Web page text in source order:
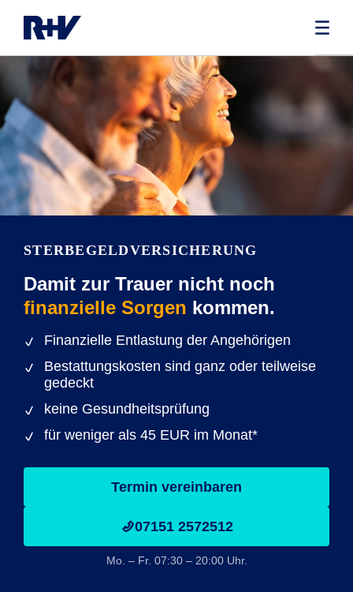
STERBEGELDVERSICHERUNG
Damit zur Trauer nicht noch
finanzielle Sorgen kommen.
Finanzielle Entlastung der Angehörigen
Bestattungskosten sind ganz oder teilweise
gedeckt
keine Gesundheitsprüfung
für weniger als 45 EUR im Monat*
Termin vereinbaren
07151 2572512
Mo. – Fr. 07:30 – 20:00 Uhr.